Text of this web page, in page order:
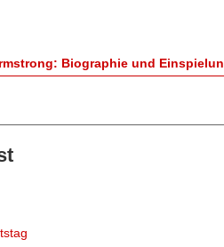
Biographie und